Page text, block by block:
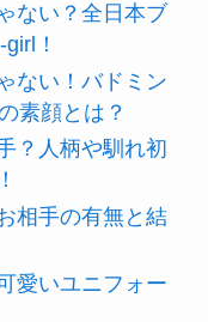
ない？全日本ブ
！
ない！バドミン
素顔とは？
？人柄や馴れ初
相手の有無と結
愛いユニフォー